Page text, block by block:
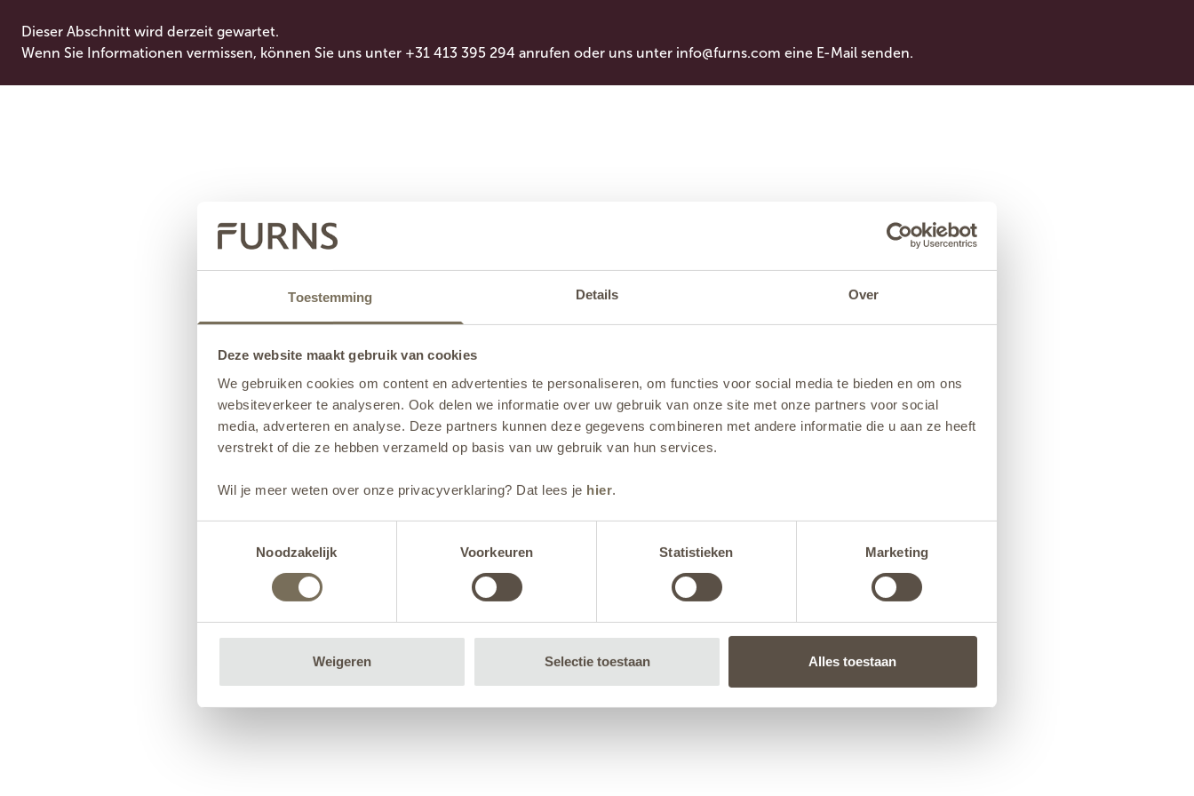
Toestemming Details Over
Deze website maakt gebruik van cookies
We gebruiken cookies om content en advertenties te personaliseren, om functies voor social media te bieden en om ons
websiteverkeer te analyseren. Ook delen we informatie over uw gebruik van onze site met onze partners voor social
media, adverteren en analyse. Deze partners kunnen deze gegevens combineren met andere informatie die u aan ze heeft
verstrekt of die ze hebben verzameld op basis van uw gebruik van hun services.
Wil je meer weten over onze privacyverklaring? Dat lees je hier.
Noodzakelijk
Voorkeuren Statistieken Marketing
Weigeren Selectie toestaan Alles toestaan
Dieser Abschnitt wird derzeit gewartet.
Wenn Sie Informationen vermissen, können Sie uns unter +31 413 395 294 anrufen oder uns unter info@furns.com eine E-Mail senden.